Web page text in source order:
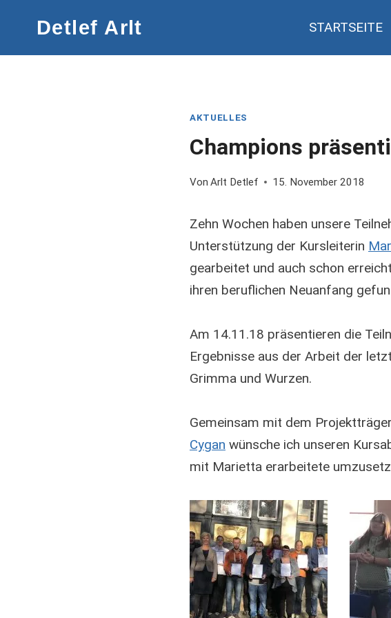
springen
Detlef Arlt STARTSEITE
AKTUELLES
Champions
Von Arlt Detlef 15. November 2018
Zehn Wochen haben unsere
Unterstützung der Kursleiterin
gearbeitet und auch schon
ihren beruflichen Neuanfang
Am 14.11.18 präsentieren die
Ergebnisse aus der Arbeit der
Grimma und Wurzen.
Gemeinsam mit dem Projektträger
Cygan wünsche ich unseren
mit Marietta erarbeitete